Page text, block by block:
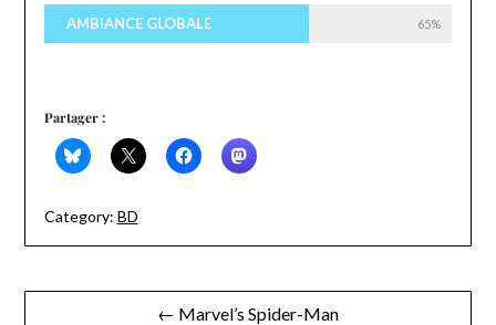
AMBIANCE GLOBALE 65%
Partager :
Category: BD
Navigation← Marvel’s Spider-Man